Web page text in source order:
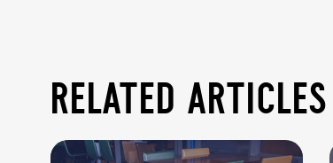
related articles